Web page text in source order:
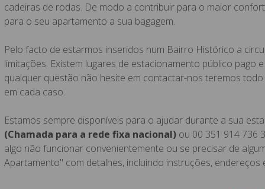
cadeiras de rodas. De modo a contribuir para o maior
para o seu apartamento a sua bagagem.
Pelo facto de estarmos inseridos num Bairro Histórico a
limitações. Existem lugares de estacionamento público
qualquer questão não hesite em contactar-nos teremos
em cada caso.
Estamos sempre disponíveis para o ajudar durante a sua
(Chamada para a rede fixa nacional) ou 00 351 914 736
algo não funcionar convenientemente ou se precisar de
Apartamento" com detalhes, incluindo instruções,